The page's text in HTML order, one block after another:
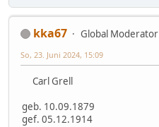
kka67
Global Moderator
So, 23. Juni 2024, 15:09
Carl Grell
geb. 10.09.1879
gef. 05.12.1914